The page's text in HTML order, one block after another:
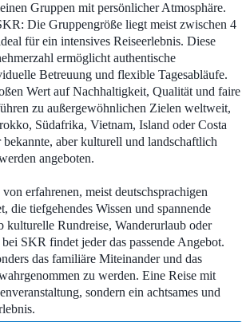
Gruppen mit persönlicher Atmosphäre.
Die Gruppengröße liegt meist zwischen 4
für ein intensives Reiseerlebnis. Diese
ermöglicht authentische
Betreuung und flexible Tagesabläufe.
Wert auf Nachhaltigkeit, Qualität und faire
zu außergewöhnlichen Zielen weltweit,
Südafrika, Vietnam, Island oder Costa
aber kulturell und landschaftlich
angeboten.
erfahrenen, meist deutschsprachigen
die tiefgehendes Wissen und spannende
kulturelle Rundreise, Wanderurlaub oder
SKR findet jeder das passende Angebot.
das familiäre Miteinander und das
zu werden. Eine Reise mit
sondern ein achtsames und